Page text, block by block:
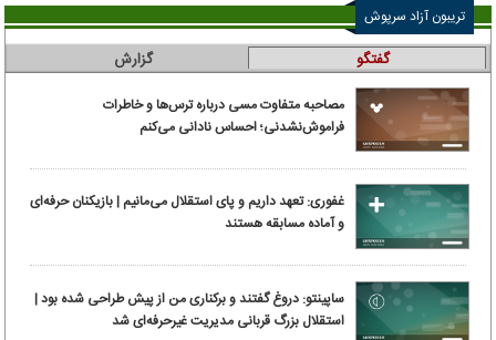
تریبون آزاد سرپوش
گفتگو گزارش
مصاحبه متفاوت مسی درباره ترس‌ها و خاطرات
فراموش‌نشدنی؛ احساس نادانی می‌کنم
غفوری: تعهد داریم و پای استقلال می‌مانیم | بازیکنان حرفه‌ای
و آماده مسابقه هستند
ساپینتو: دروغ گفتند و برکناری من از پیش طراحی شده بود |
استقلال بزرگ قربانی مدیریت غیرحرفه‌ای شد